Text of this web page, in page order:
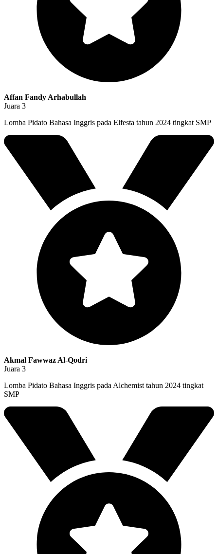
Affan Fandy Arhabullah
Juara 3
Lomba Pidato Bahasa Inggris pada Elfesta tahun 2024 tingkat SMP
Akmal Fawwaz Al-Qodri
Juara 3
Lomba Pidato Bahasa Inggris pada Alchemist tahun 2024 tingkat
SMP